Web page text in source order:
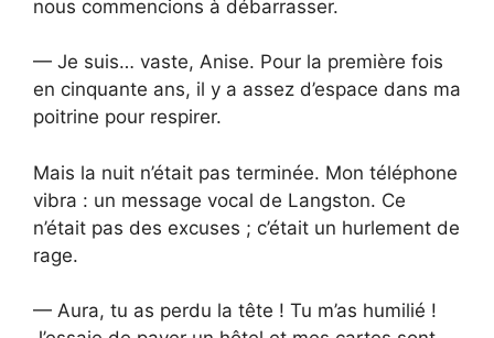
nous commencions à débarrasser.
— Je suis… vaste, Anise. Pour la première fois
en cinquante ans, il y a assez d’espace dans ma
poitrine pour respirer.
Mais la nuit n’était pas terminée. Mon téléphone
vibra : un message vocal de Langston. Ce
n’était pas des excuses ; c’était un hurlement de
rage.
— Aura, tu as perdu la tête ! Tu m’as humilié !